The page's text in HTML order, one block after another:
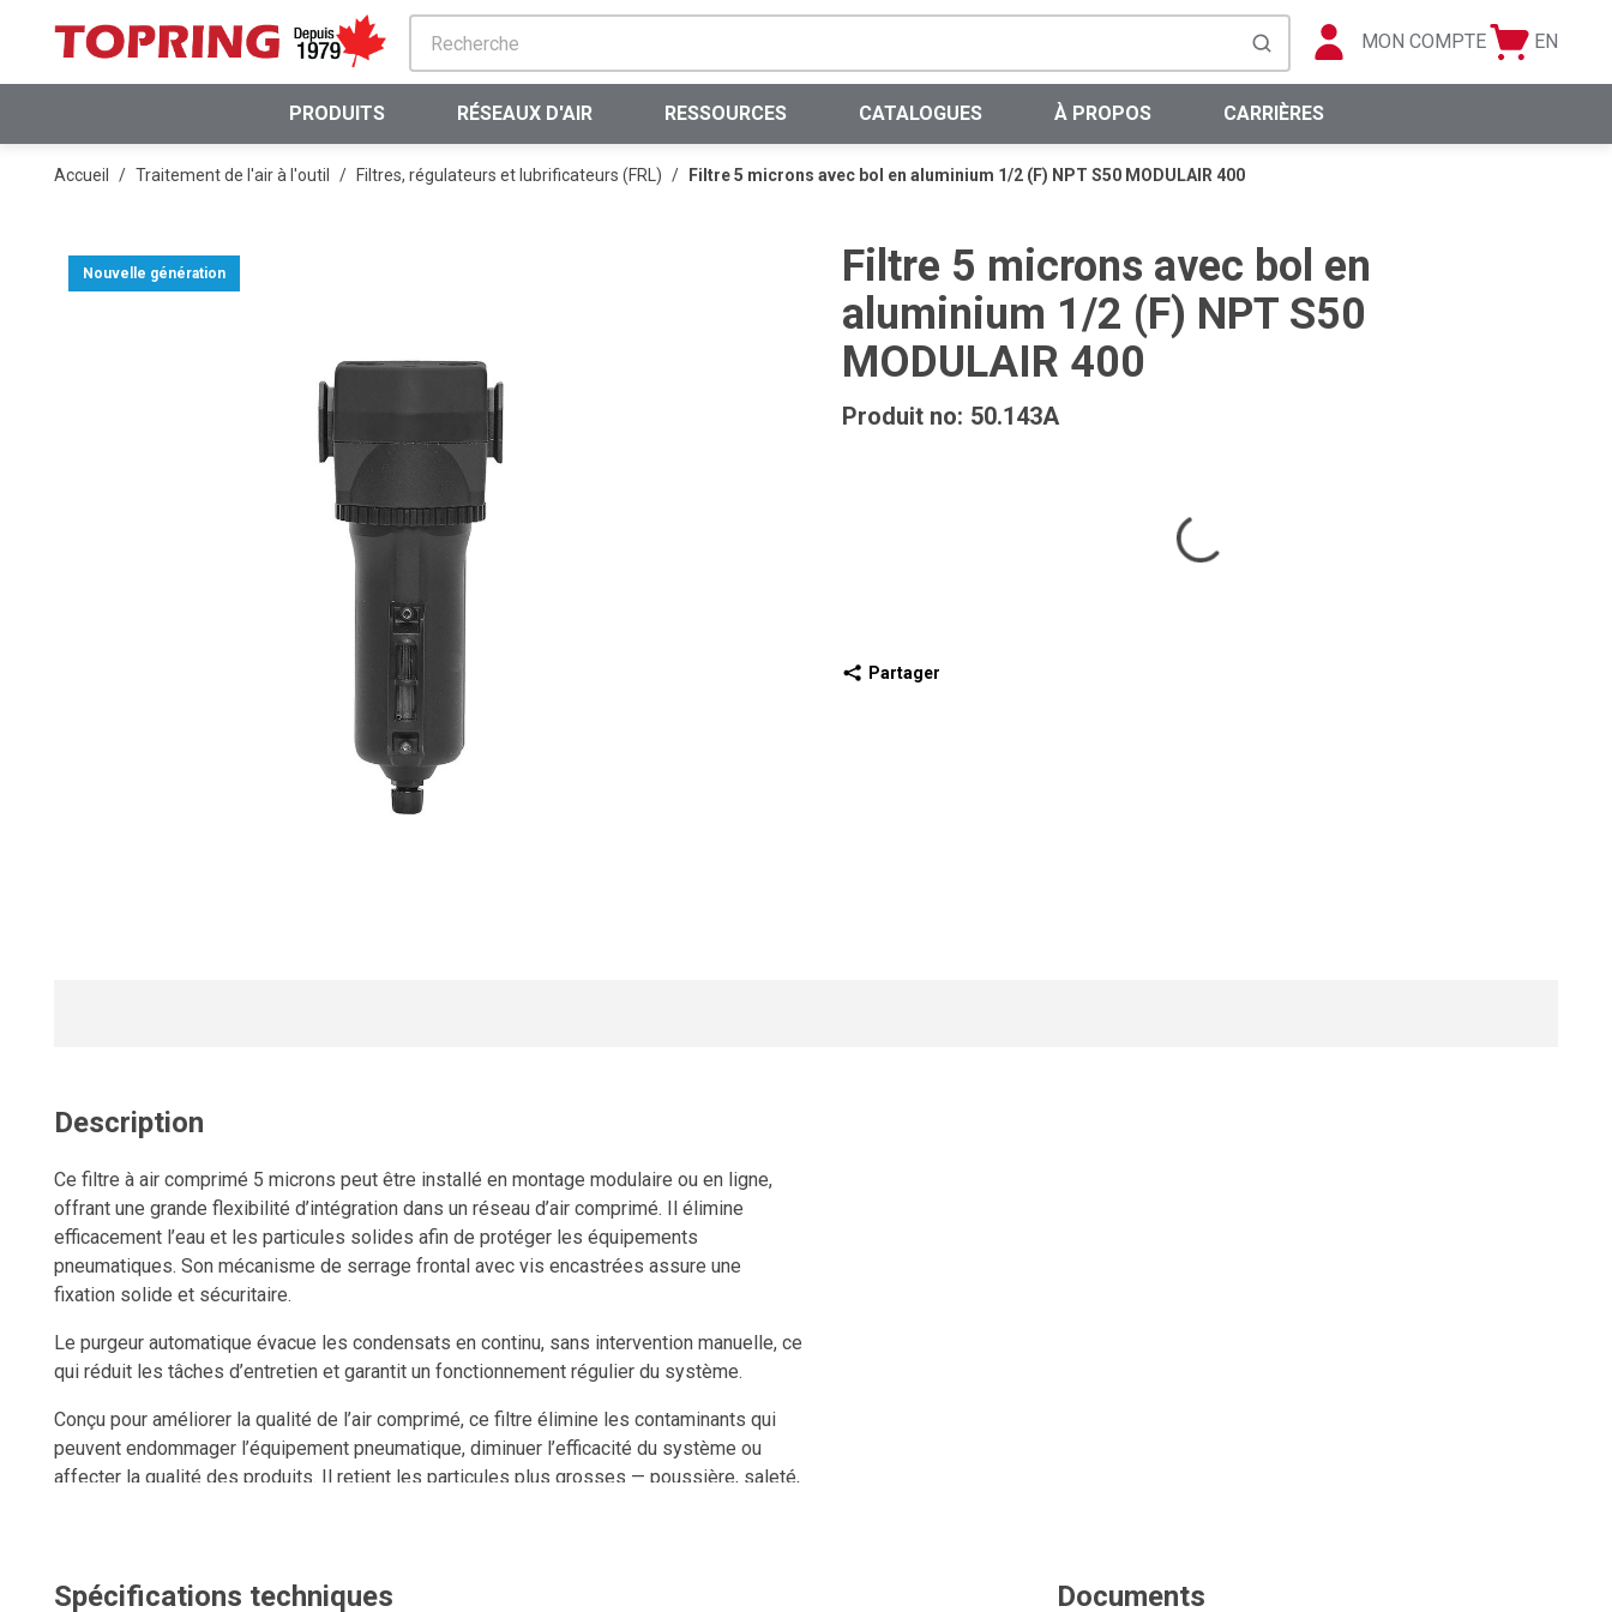
PASSER AU CONTENU PRINCIPAL
soumettre la recherche
MON COMPTE
Panier
Langue
EN
PRODUITS RÉSEAUX D'AIR RESSOURCES CATALOGUES À PROPOS CARRIÈRES
Accueil / Traitement de l'air à l'outil / Filtres, régulateurs et lubrificateurs (FRL) / Filtre 5 microns avec bol en aluminium 1/2 (F) NPT S50 MODULAIR 400
Nouvelle génération
Filtre 5 microns avec bol en
aluminium 1/2 (F) NPT S50
MODULAIR 400
Produit no: 50.143A
Partager
Description
Ce filtre à air comprimé 5 microns peut être installé en montage modulaire ou en ligne,
offrant une grande flexibilité d’intégration dans un réseau d’air comprimé. Il élimine
efficacement l’eau et les particules solides afin de protéger les équipements
pneumatiques. Son mécanisme de serrage frontal avec vis encastrées assure une
fixation solide et sécuritaire.
Le purgeur automatique évacue les condensats en continu, sans intervention manuelle, ce
qui réduit les tâches d’entretien et garantit un fonctionnement régulier du système.
Conçu pour améliorer la qualité de l’air comprimé, ce filtre élimine les contaminants qui
peuvent endommager l’équipement pneumatique, diminuer l’efficacité du système ou
affecter la qualité des produits. Il retient les particules plus grosses — poussière, saleté,
Spécifications techniques Documents